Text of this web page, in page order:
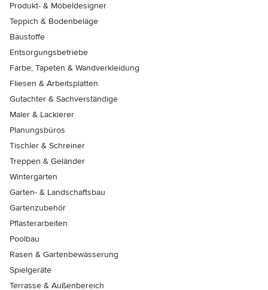
Produkt- & Möbeldesigner
Teppich & Bodenbeläge
Baustoffe
Entsorgungsbetriebe
Farbe, Tapeten & Wandverkleidung
Fliesen & Arbeitsplatten
Gutachter & Sachverständige
Maler & Lackierer
Planungsbüros
Tischler & Schreiner
Treppen & Geländer
Wintergärten
Garten- & Landschaftsbau
Gartenzubehör
Pflasterarbeiten
Poolbau
Rasen & Gartenbewässerung
Spielgeräte
Terrasse & Außenbereich